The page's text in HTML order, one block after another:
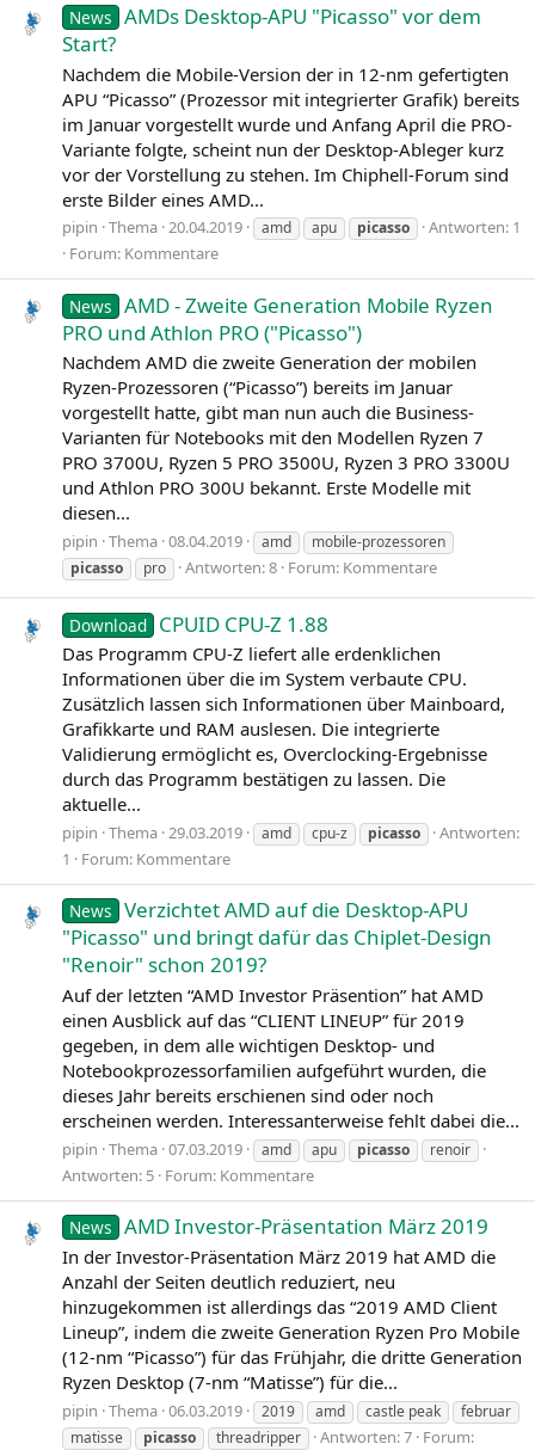
News AMDs Desktop-APU "Picasso" vor dem
Start?
Nachdem die Mobile-Version der in 12-nm gefertigten
APU “Picasso” (Prozessor mit integrierter Grafik) bereits
im Januar vorgestellt wurde und Anfang April die PRO-
Variante folgte, scheint nun der Desktop-Ableger kurz
vor der Vorstellung zu stehen. Im Chiphell-Forum sind
erste Bilder eines AMD...
pipin Thema 20.04.2019 amd apu picasso
Antworten: 1
Forum: Kommentare
News AMD - Zweite Generation Mobile Ryzen
PRO und Athlon PRO ("Picasso")
Nachdem AMD die zweite Generation der mobilen
Ryzen-Prozessoren (“Picasso”) bereits im Januar
vorgestellt hatte, gibt man nun auch die Business-
Varianten für Notebooks mit den Modellen Ryzen 7
PRO 3700U, Ryzen 5 PRO 3500U, Ryzen 3 PRO 3300U
und Athlon PRO 300U bekannt. Erste Modelle mit
diesen...
pipin Thema 08.04.2019 amd
mobile-prozessoren
picasso
pro Antworten: 8 Forum: Kommentare
Download CPUID CPU-Z 1.88
Das Programm CPU‑Z liefert alle erdenklichen
Informationen über die im System verbaute CPU.
Zusätzlich lassen sich Informationen über Mainboard,
Grafikkarte und RAM auslesen. Die integrierte
Validierung ermöglicht es, Overclocking-Ergebnisse
durch das Programm bestätigen zu lassen. Die
aktuelle...
pipin Thema 29.03.2019 amd cpu-z picasso
Antworten:
1
Forum: Kommentare
News Verzichtet AMD auf die Desktop-APU
"Picasso" und bringt dafür das Chiplet-Design
"Renoir" schon 2019?
Auf der letzten “AMD Investor Präsention” hat AMD
einen Ausblick auf das “CLIENT LINEUP” für 2019
gegeben, in dem alle wichtigen Desktop- und
Notebookprozessorfamilien aufgeführt wurden, die
dieses Jahr bereits erschienen sind oder noch
erscheinen werden. Interessanterweise fehlt dabei die...
pipin Thema 07.03.2019 amd apu picasso renoir
Antworten: 5 Forum: Kommentare
News AMD Investor-Präsentation März 2019
In der Investor-Präsentation März 2019 hat AMD die
Anzahl der Seiten deutlich reduziert, neu
hinzugekommen ist allerdings das “2019 AMD Client
Lineup”, indem die zweite Generation Ryzen Pro Mobile
(12-nm “Picasso”) für das Frühjahr, die dritte Generation
Ryzen Desktop (7‑nm “Matisse”) für die...
pipin Thema 06.03.2019 2019 amd castle peak
februar
matisse
picasso threadripper Antworten: 7 Forum: